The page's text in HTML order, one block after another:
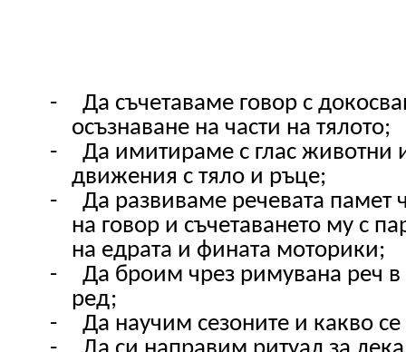
-
Да съчетаваме говор с
осъзнаване на части на тялото;
-
Да имитираме с глас животни
движения с тяло и ръце;
-
Да развиваме речевата памет
на говор и съчетаването му с
на едрата и фината моторики;
-
Да броим чрез римувана реч в
ред;
-
Да научим сезоните и какво